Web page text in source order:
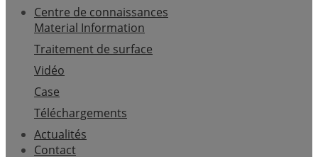
Centre de connaissances
Material Information
Traitement de surface
Vidéo
Case
Téléchargements
Actualités
Contact